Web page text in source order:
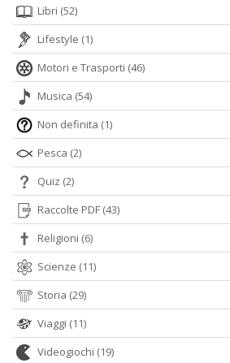
Libri (52)
Lifestyle (1)
Motori e Trasporti (46)
Musica (54)
Non definita (1)
Pesca (2)
Quiz (2)
Raccolte PDF (43)
Religioni (6)
Scienze (11)
Storia (29)
Viaggi (11)
Videogiochi (19)